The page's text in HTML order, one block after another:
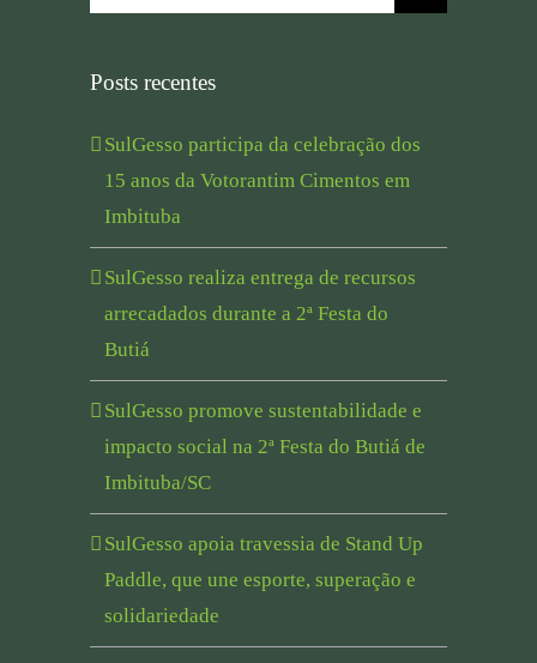
for:
Posts recentes
SulGesso participa da celebração dos
15 anos da Votorantim Cimentos em
Imbituba
SulGesso realiza entrega de recursos
arrecadados durante a 2ª Festa do
Butiá
SulGesso promove sustentabilidade e
impacto social na 2ª Festa do Butiá de
Imbituba/SC
SulGesso apoia travessia de Stand Up
Paddle, que une esporte, superação e
solidariedade